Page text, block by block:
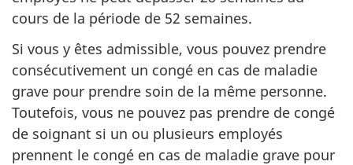
cours de la période de 52 semaines.
Si vous y êtes admissible, vous pouvez prendre
consécutivement un congé en cas de maladie
grave pour prendre soin de la même personne.
Toutefois, vous ne pouvez pas prendre de congé
de soignant si un ou plusieurs employés
prennent le congé en cas de maladie grave pour